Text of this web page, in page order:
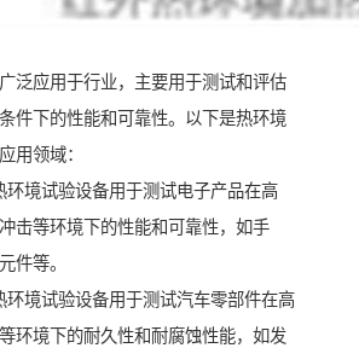
泛应用于行业，主要用于测试和评估
件下的性能和可靠性。以下是热环境
用领域：
环境试验设备用于测试电子产品在高
击等环境下的性能和可靠性，如手
件等。
环境试验设备用于测试汽车零部件在高
环境下的耐久性和耐腐蚀性能，如发